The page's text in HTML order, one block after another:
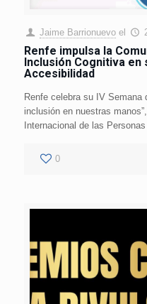
Jaime Barrionuevo el
Renfe impulsa la
Inclusión Cognitiva en
Accesibilidad
Renfe celebra su IV Semana
inclusión en nuestras
Internacional de las
0